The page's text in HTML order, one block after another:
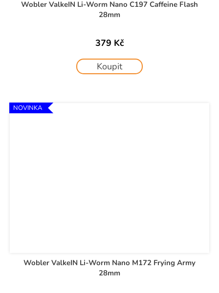
Wobler ValkeIN Li-Worm Nano C197 Caffeine Flash
28mm
379 Kč
Koupit
NOVINKA
Wobler ValkeIN Li-Worm Nano M172 Frying Army
28mm